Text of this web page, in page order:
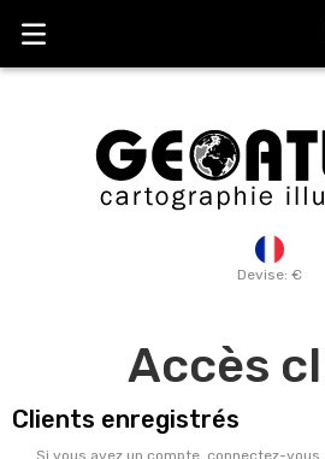
Devise: €
Accès
Clients enregistrés
Si vous avez un compte, connectez-